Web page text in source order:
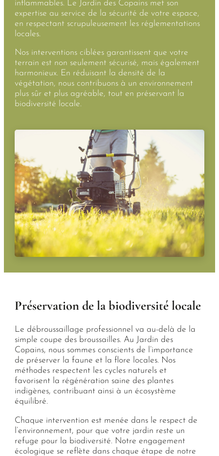
inflammables. Le Jardin des Copains met son
expertise au service de la sécurité de votre espace,
en respectant scrupuleusement les réglementations
locales.
Nos interventions ciblées garantissent que votre
terrain est non seulement sécurisé, mais également
harmonieux. En réduisant la densité de la
végétation, nous contribuons à un environnement
plus sûr et plus agréable, tout en préservant la
biodiversité locale.
Préservation de la biodiversité locale
Le débroussaillage professionnel va au-delà de la
simple coupe des broussailles. Au Jardin des
Copains, nous sommes conscients de l’importance
de préserver la faune et la flore locales. Nos
méthodes respectent les cycles naturels et
favorisent la régénération saine des plantes
indigènes, contribuant ainsi à un écosystème
équilibré.
Chaque intervention est menée dans le respect de
l’environnement, pour que votre jardin reste un
refuge pour la biodiversité. Notre engagement
écologique se reflète dans chaque étape de notre